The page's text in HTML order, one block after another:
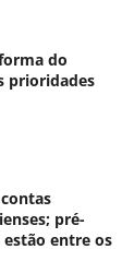
do
prioridades
pré-
entre os